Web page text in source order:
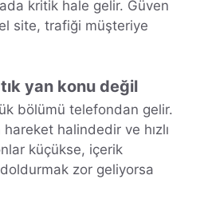
kritik hale gelir. Güven
site, trafiği müşteriye
yan konu değil
bölümü telefondan gelir.
hareket halindedir ve hızlı
küçükse, içerik
zor geliyorsa